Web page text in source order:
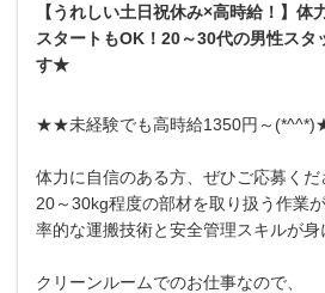
【うれしい土日祝休み×高時給！】体
スタートもOK！20～30代の男性スタ
す★
★★未経験でも高時給1350円～
体力に自信のある方、ぜひご応募くだ
20～30kg程度の部材を取り扱う作業が
率的な運搬技術と安全管理スキルが
クリーンルームでのお仕事なので、